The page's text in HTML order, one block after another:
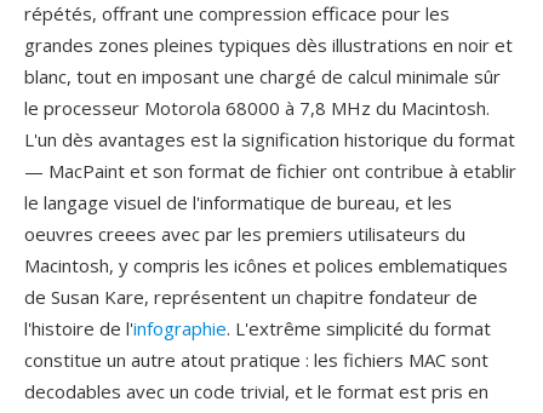
répétés, offrant une compression efficace pour les
grandes zones pleines typiques dès illustrations en noir et
blanc, tout en imposant une chargé de calcul minimale sûr
le processeur Motorola 68000 à 7,8 MHz du Macintosh.
L'un dès avantages est la signification historique du format
— MacPaint et son format de fichier ont contribue à etablir
le langage visuel de l'informatique de bureau, et les
oeuvres creees avec par les premiers utilisateurs du
Macintosh, y compris les icônes et polices emblematiques
de Susan Kare, représentent un chapitre fondateur de
l'histoire de l'infographie. L'extrême simplicité du format
constitue un autre atout pratique : les fichiers MAC sont
decodables avec un code trivial, et le format est pris en